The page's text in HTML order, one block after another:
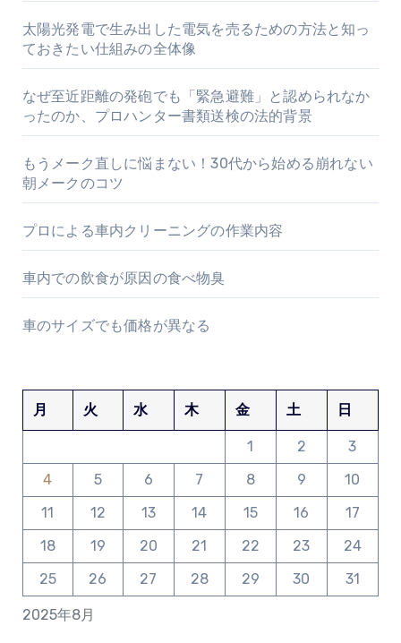
太陽光発電で生み出した電気を売るための方法と知っ
ておきたい仕組みの全体像
なぜ至近距離の発砲でも「緊急避難」と認められなか
ったのか、プロハンター書類送検の法的背景
もうメーク直しに悩まない！30代から始める崩れない
朝メークのコツ
プロによる車内クリーニングの作業内容
車内での飲食が原因の食べ物臭
車のサイズでも価格が異なる
2025年8月
月 火 水 木 金 土 日
1 2
3
4
5 6 7 8 9
10
11
12 13 14 15 16
17
18
19 20 21 22 23
24
25
26 27 28 29 30 31